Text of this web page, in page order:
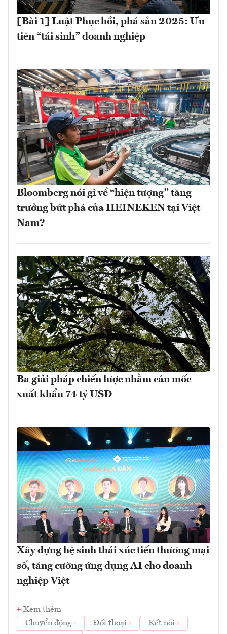
[Bài 1] Luật Phục hồi, phá sản 2025: Ưu
tiên “tái sinh” doanh nghiệp
Bloomberg nói gì về “hiện tượng” tăng
trưởng bứt phá của HEINEKEN tại Việt
Nam?
Ba giải pháp chiến lược nhằm cán mốc
xuất khẩu 74 tỷ USD
Xây dựng hệ sinh thái xúc tiến thương mại
số, tăng cường ứng dụng AI cho doanh
nghiệp Việt
Xem thêm
Chuyển động
Đối thoại
Kết nối